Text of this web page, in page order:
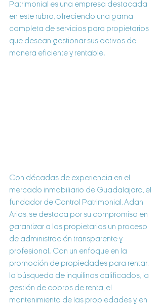
Patrimonial es una empresa destacada
en este rubro, ofreciendo una gama
completa de servicios para propietarios
que desean gestionar sus activos de
manera eficiente y rentable.
Con décadas de experiencia en el
mercado inmobiliario de Guadalajara, el
fundador de Control Patrimonial, Adan
Arias, se destaca por su compromiso en
garantizar a los propietarios un proceso
de administración transparente y
profesional. Con un enfoque en la
promoción de propiedades para rentar,
la búsqueda de inquilinos calificados, la
gestión de cobros de renta, el
mantenimiento de las propiedades y, en